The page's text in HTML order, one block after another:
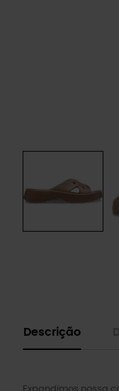
Descrição